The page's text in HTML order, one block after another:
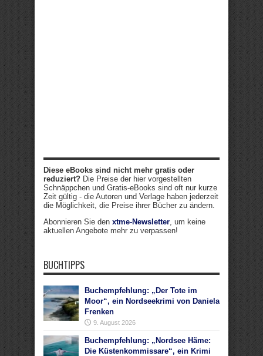
Diese eBooks sind nicht mehr gratis oder
reduziert? Die Preise der hier vorgestellten
Schnäppchen und Gratis-eBooks sind oft nur kurze
Zeit gültig - die Autoren und Verlage haben jederzeit
die Möglichkeit, die Preise ihrer Bücher zu ändern.
Abonnieren Sie den xtme-Newsletter, um keine
aktuellen Angebote mehr zu verpassen!
BUCHTIPPS
Buchempfehlung: „Der Tote im
Moor“, ein Nordseekrimi von Daniela
Frenken
9. August 2026
Buchempfehlung: „Nordsee Häme:
Die Küstenkommissare“, ein Krimi